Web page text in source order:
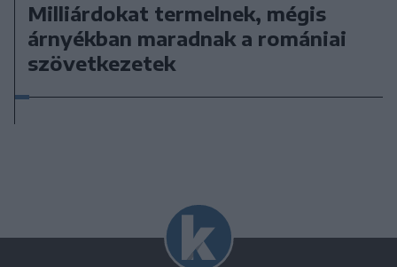
Milliárdokat termelnek, mégis
árnyékban maradnak a romániai
szövetkezetek